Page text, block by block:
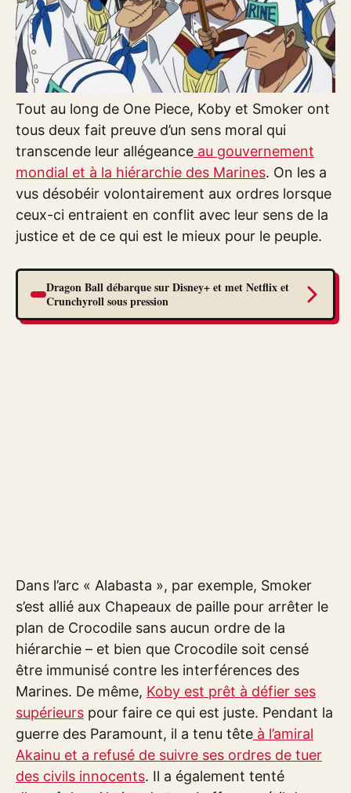
Tout au long de One Piece, Koby et Smoker ont
tous deux fait preuve d’un sens moral qui
transcende leur allégeance au gouvernement
mondial et à la hiérarchie des Marines. On les a
vus désobéir volontairement aux ordres lorsque
ceux-ci entraient en conflit avec leur sens de la
justice et de ce qui est le mieux pour le peuple.
Dragon Ball débarque sur Disney+ et met Netflix et
Crunchyroll sous pression
Dans l’arc « Alabasta », par exemple, Smoker
s’est allié aux Chapeaux de paille pour arrêter le
plan de Crocodile sans aucun ordre de la
hiérarchie – et bien que Crocodile soit censé
être immunisé contre les interférences des
Marines. De même, Koby est prêt à défier ses
supérieurs pour faire ce qui est juste. Pendant la
guerre des Paramount, il a tenu tête à l’amiral
Akainu et a refusé de suivre ses ordres de tuer
des civils innocents. Il a également tenté